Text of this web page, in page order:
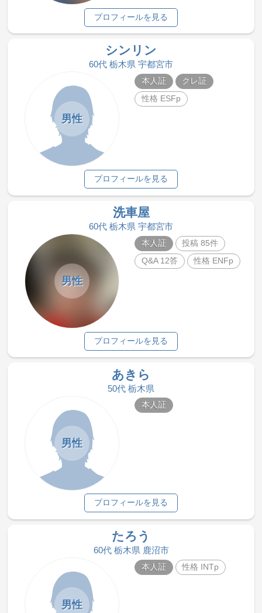
プロフィールを見る
シンリン
60代 栃木県 宇都宮市
男性
本人証
クレ証
性格 ESFp
プロフィールを見る
洗車屋
60代 栃木県 宇都宮市
男性
本人証
投稿 85件
Q&A 12答
性格 ENFp
プロフィールを見る
あきら
50代 栃木県
男性
本人証
プロフィールを見る
たろう
60代 栃木県 鹿沼市
男性
本人証 性格 INTp